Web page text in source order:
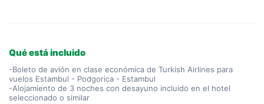
Qué está incluido
-Boleto de avión en clase económica de Turkish Airlines para
vuelos Estambul - Podgorica - Estambul
-Alojamiento de 3 noches con desayuno incluido en el hotel
seleccionado o similar